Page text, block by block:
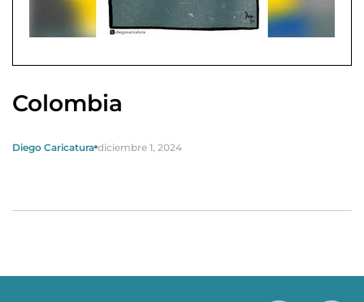
Colombia
Diego Caricatura diciembre 1, 2024